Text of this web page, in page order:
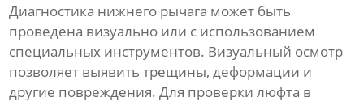
Диагностика нижнего рычага может быть
проведена визуально или с использованием
специальных инструментов. Визуальный осмотр
позволяет выявить трещины, деформации и
другие повреждения. Для проверки люфта в